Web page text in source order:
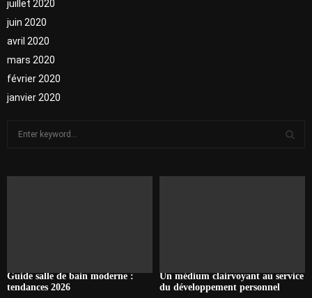
juillet 2020
juin 2020
avril 2020
mars 2020
février 2020
janvier 2020
C
Guide salle de bain moderne :
tendances 2026
Un médium clairvoyant au service
du développement personnel